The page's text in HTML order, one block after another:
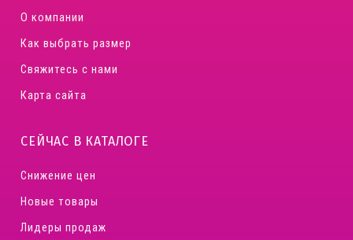
О компании
Как выбрать размер
Свяжитесь с нами
Карта сайта
СЕЙЧАС В КАТАЛОГЕ
Снижение цен
Новые товары
Лидеры продаж